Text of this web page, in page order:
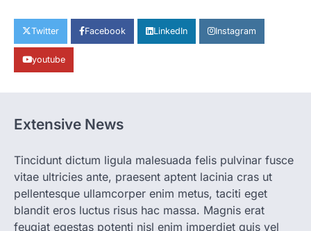
CG: छिपली की दीदियों का कमाल, बकरी
पालन से बढ़ी आय और मजबूत हुआ आत्मविश्वास
बनाने की दिशा में जिले के नगरी…
2
CHHATTISGARH
जाएगी एल्बेंडाजोल
More Khabar August 7, 2026
रायपुर। राष्ट्रीय कृमि मुक्ति दिवस भारत सरकार द्वारा
बच्चों के स्वास्थ्य सुधार के लिए वर्ष…
Twitter Facebook LinkedIn Instagram
youtube
Extensive News
Tincidunt dictum ligula malesuada felis pulvinar fusce
vitae ultricies ante, praesent aptent lacinia cras ut
pellentesque ullamcorper enim metus, taciti eget
blandit eros luctus risus hac massa. Magnis erat
feugiat egestas potenti nisl enim imperdiet quis vel